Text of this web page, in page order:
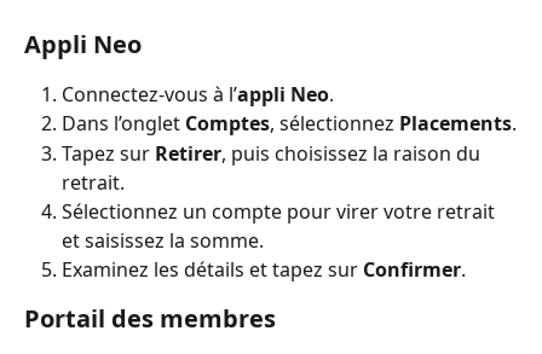
Appli Neo
Connectez-vous à l’appli Neo.
Dans l’onglet Comptes, sélectionnez Placements.
Tapez sur Retirer, puis choisissez la raison du
retrait.
Sélectionnez un compte pour virer votre retrait
et saisissez la somme.
Examinez les détails et tapez sur Confirmer.
Portail des membres